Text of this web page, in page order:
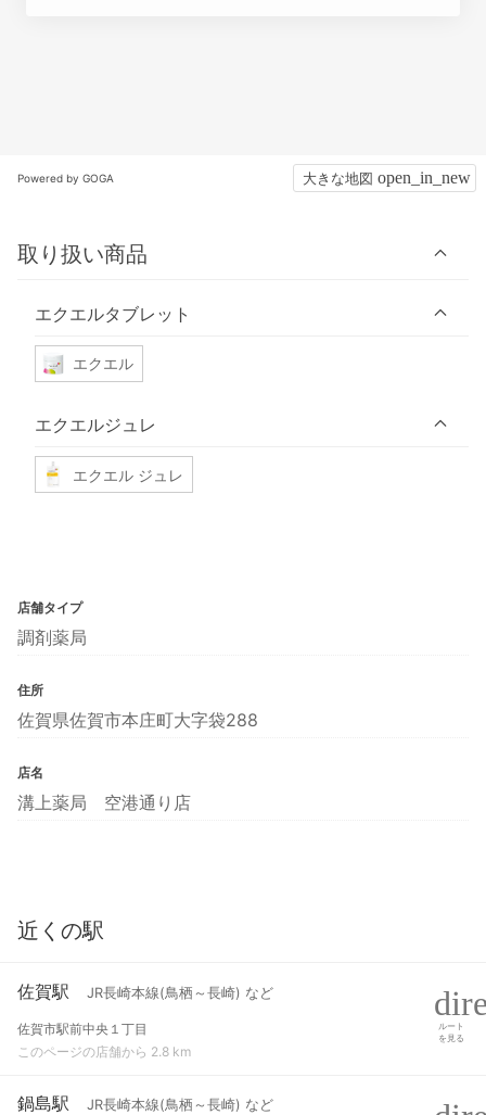
Powered by GOGA 大きな地図
取り扱い商品
エクエルタブレット
エクエル
エクエルジュレ
エクエル ジュレ
店舗タイプ
調剤薬局
住所
佐賀県佐賀市本庄町大字袋288
店名
溝上薬局 空港通り店
近くの駅
佐賀駅 JR長崎本線(鳥栖～長崎) など
佐賀市駅前中央１丁目
このページの店舗から 2.8 km
ルート
を見る
鍋島駅 JR長崎本線(鳥栖～長崎) など